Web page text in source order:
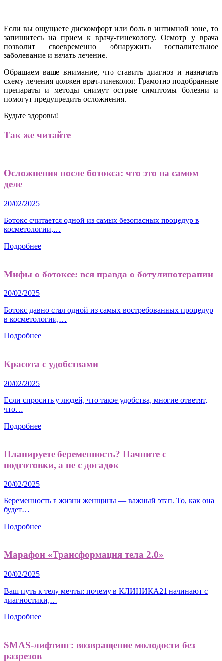
Если вы ощущаете дискомфорт или боль в интимной зоне, то
запишитесь на прием к врачу-гинекологу. Осмотр у врача
позволит своевременно обнаружить воспалительное
заболевание и начать лечение.
Обращаем ваше внимание, что ставить диагноз и назначать
схему лечения должен врач-гинеколог. Грамотно подобранные
препараты и методы снимут острые симптомы болезни и
помогут предупредить осложнения.
Будьте здоровы!
Так же читайте
Осложнения после ботокса: что это на самом
деле
20/02/2025
Ботокс считается одной из самых безопасных процедур в
косметологии,…
Подробнее
Мифы о ботоксе: вся правда о ботулинотерапии
20/02/2025
Ботокс давно стал одной из самых востребованных процедур
в косметологии,…
Подробнее
Красота с удобствами
20/02/2025
Если спросить у людей, что такое удобства, многие ответят,
что…
Подробнее
Планируете беременность? Начните с
подготовки, а не с догадок
20/02/2025
Беременность в жизни женщины — важный этап. То, как она
будет…
Подробнее
Марафон «Трансформация тела 2.0»
20/02/2025
Ваш путь к телу мечты: почему в КЛИНИКА21 начинают с
диагностики,…
Подробнее
SMAS-лифтинг: возвращение молодости без
разрезов